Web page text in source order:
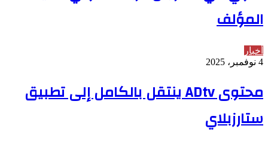
المؤلف
أخبار
4 نوفمبر، 2025
محتوى ADtv ينتقل بالكامل إلى تطبيق
ستارزبلاي